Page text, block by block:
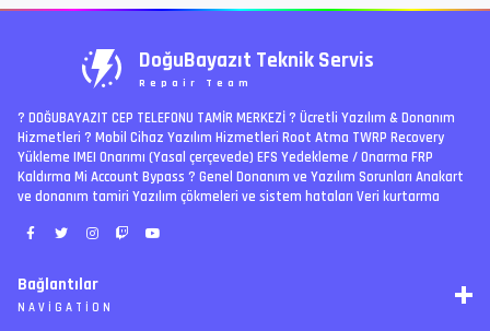
DoğuBayazıt Teknik Servis
Repair Team
? DOĞUBAYAZIT CEP TELEFONU TAMİR MERKEZİ ?️ Ücretli Yazılım & Donanım
Hizmetleri ? Mobil Cihaz Yazılım Hizmetleri Root Atma TWRP Recovery
Yükleme IMEI Onarımı (Yasal çerçevede) EFS Yedekleme / Onarma FRP
Kaldırma Mi Account Bypass ? Genel Donanım ve Yazılım Sorunları Anakart
ve donanım tamiri Yazılım çökmeleri ve sistem hataları Veri kurtarma
Bağlantılar
NAVIGATION